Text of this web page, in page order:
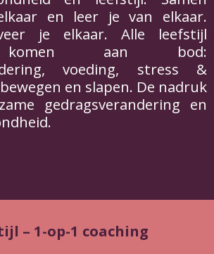
en leer je van elkaar.
je elkaar. Alle leefstijl
komen aan bod:
voeding, stress &
en slapen. De nadruk
gedragsverandering en
– 1-op-1 coaching